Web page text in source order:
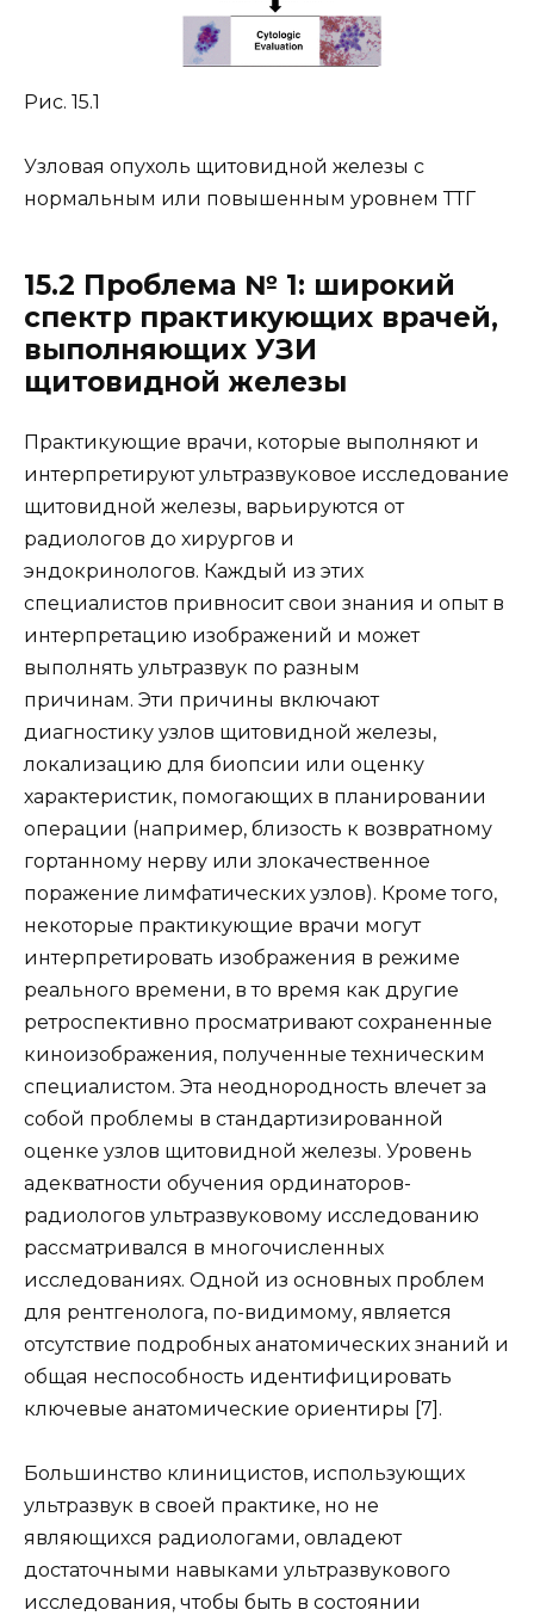
Рис. 15.1
Узловая опухоль щитовидной железы с
нормальным или повышенным уровнем ТТГ
15.2 Проблема № 1: широкий
спектр практикующих врачей,
выполняющих УЗИ
щитовидной железы
Практикующие врачи, которые выполняют и
интерпретируют ультразвуковое исследование
щитовидной железы, варьируются от
радиологов до хирургов и
эндокринологов. Каждый из этих
специалистов привносит свои знания и опыт в
интерпретацию изображений и может
выполнять ультразвук по разным
причинам. Эти причины включают
диагностику узлов щитовидной железы,
локализацию для биопсии или оценку
характеристик, помогающих в планировании
операции (например, близость к возвратному
гортанному нерву или злокачественное
поражение лимфатических узлов). Кроме того,
некоторые практикующие врачи могут
интерпретировать изображения в режиме
реального времени, в то время как другие
ретроспективно просматривают сохраненные
киноизображения, полученные техническим
специалистом. Эта неоднородность влечет за
собой проблемы в стандартизированной
оценке узлов щитовидной железы. Уровень
адекватности обучения ординаторов-
радиологов ультразвуковому исследованию
рассматривался в многочисленных
исследованиях. Одной из основных проблем
для рентгенолога, по-видимому, является
отсутствие подробных анатомических знаний и
общая неспособность идентифицировать
ключевые анатомические ориентиры [7].
Большинство клиницистов, использующих
ультразвук в своей практике, но не
являющихся радиологами, овладеют
достаточными навыками ультразвукового
исследования, чтобы быть в состоянии